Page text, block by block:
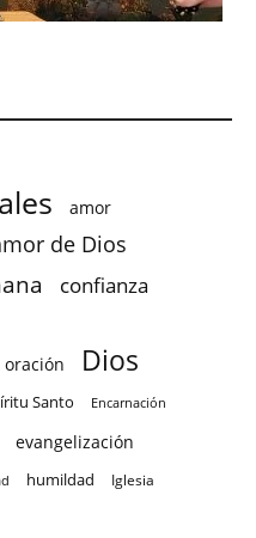
amor
de Dios
confianza
Dios
Santo Encarnación
evangelización
humildad Iglesia